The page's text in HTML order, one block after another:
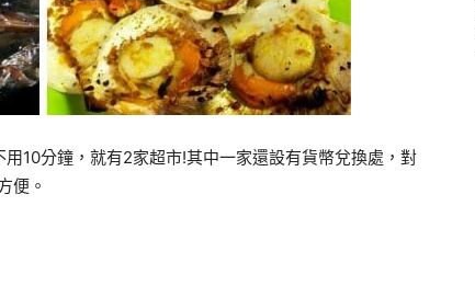
10分鐘，就有2家超市!其中一家還設有貨幣兌換處，對
便。